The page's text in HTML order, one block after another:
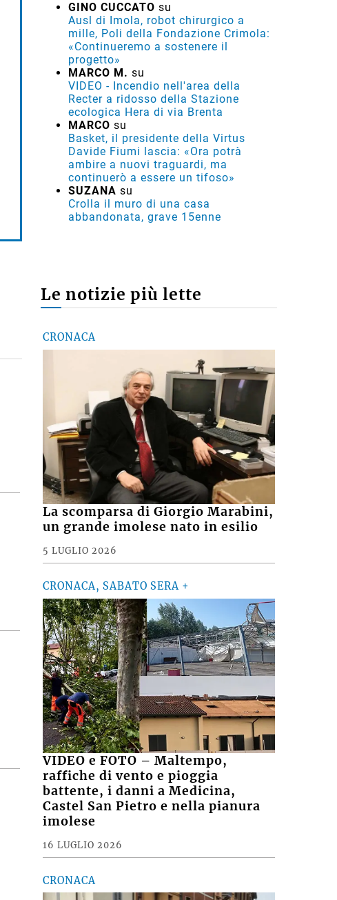
GINO CUCCATO su
Ausl di Imola, robot chirurgico a
mille, Poli della Fondazione Crimola:
«Continueremo a sostenere il
progetto»
MARCO M. su
VIDEO - Incendio nell'area della
Recter a ridosso della Stazione
ecologica Hera di via Brenta
MARCO su
Basket, il presidente della Virtus
Davide Fiumi lascia: «Ora potrà
ambire a nuovi traguardi, ma
continuerò a essere un tifoso»
SUZANA su
Crolla il muro di una casa
abbandonata, grave 15enne
Le notizie più lette
CRONACA
La scomparsa di Giorgio Marabini,
un grande imolese nato in esilio
5 LUGLIO 2026
CRONACA, SABATO SERA +
VIDEO e FOTO – Maltempo,
raffiche di vento e pioggia
battente, i danni a Medicina,
Castel San Pietro e nella pianura
imolese
16 LUGLIO 2026
CRONACA